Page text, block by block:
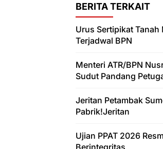
BERITA TERKAIT
Urus Sertipikat
Terjadwal BPN
Menteri ATR/BPN
Sudut Pandang
Jeritan Petambak
Pabrik!Jeritan
Ujian PPAT 2026
Berintegritas